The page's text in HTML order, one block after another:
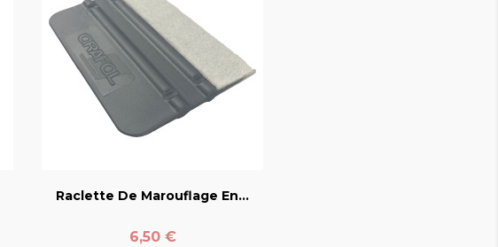
Raclette De Marouflage En...
Prix
6,50 €